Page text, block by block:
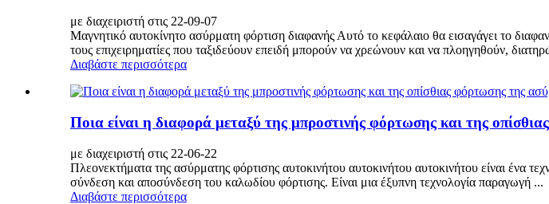
με διαχειριστή στις 22-09-07
Μαγνητικό αυτοκίνητο ασύρματη φόρτιση διαφανής Αυτό το κεφάλαιο θα εισαγάγει το
τους επιχειρηματίες που ταξιδεύουν επειδή μπορούν να χρεώνουν και να πλοηγηθούν,
Διαβάστε περισσότερα
Ποια είναι η διαφορά μεταξύ της μπροστινής φόρτωσης και της
με διαχειριστή στις 22-06-22
Πλεονεκτήματα της ασύρματης φόρτισης αυτοκινήτου αυτοκινήτου αυτοκινήτου είναι ένα
σύνδεση και αποσύνδεση του καλωδίου φόρτισης. Είναι μια έξυπνη τεχνολογία παραγωγή ...
Διαβάστε περισσότερα